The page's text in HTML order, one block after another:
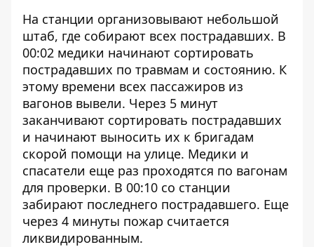
На станции организовывают небольшой
штаб, где собирают всех пострадавших. В
00:02 медики начинают сортировать
пострадавших по травмам и состоянию. К
этому времени всех пассажиров из
вагонов вывели. Через 5 минут
заканчивают сортировать пострадавших
и начинают выносить их к бригадам
скорой помощи на улице. Медики и
спасатели еще раз проходятся по вагонам
для проверки. В 00:10 со станции
забирают последнего пострадавшего. Еще
через 4 минуты пожар считается
ликвидированным.